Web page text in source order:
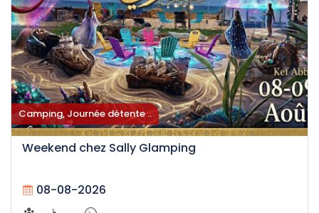
Camping, Journée détente ..
Weekend chez Sally Glamping
08-08-2026